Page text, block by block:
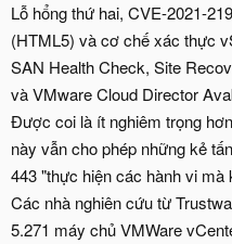
Lỗ hổng thứ hai, CVE-2021-
(HTML5) và cơ chế xác thực
SAN Health Check, Site
và VMware Cloud Director
Được coi là ít nghiêm trọng
này vẫn cho phép những kẻ
443 "thực hiện các hành vi mà
Các nhà nghiên cứu từ
5.271 máy chủ VMWare